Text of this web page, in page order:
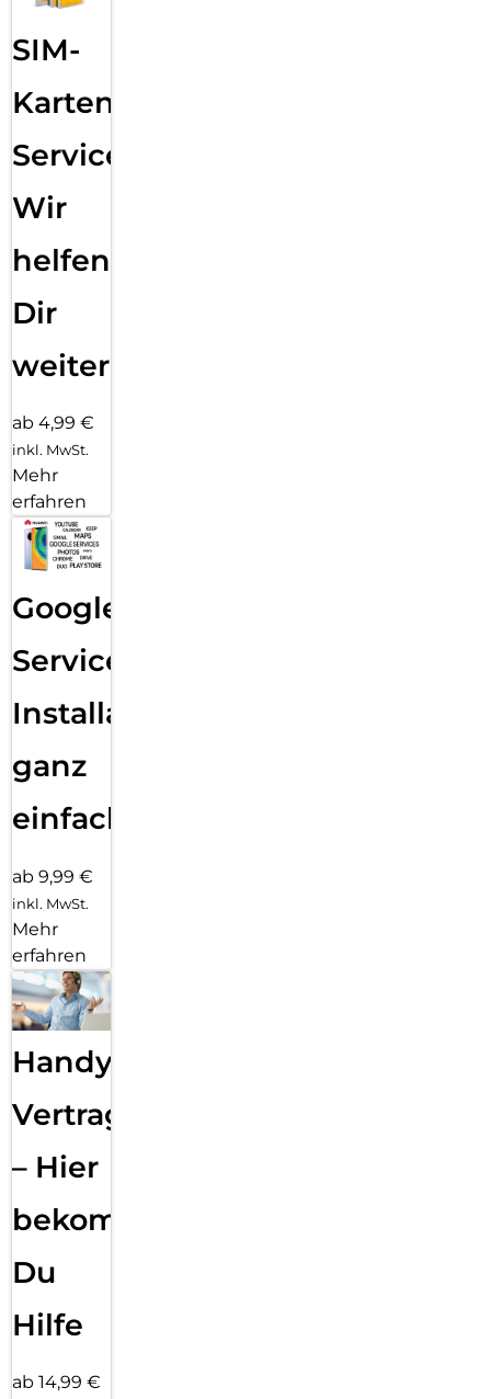
SIM-
Karten
Service:
Wir
helfen
Dir
weiter
ab 4,99 €
inkl. MwSt.
Mehr
erfahren
Google
Services
Installation
ganz
einfach
ab 9,99 €
inkl. MwSt.
Mehr
erfahren
Handy
Vertragsabwicklung
– Hier
bekommst
Du
Hilfe
ab 14,99 €